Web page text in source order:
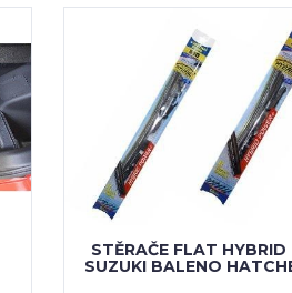
STĚRAČE FLAT HYBRID
SUZUKI BALENO